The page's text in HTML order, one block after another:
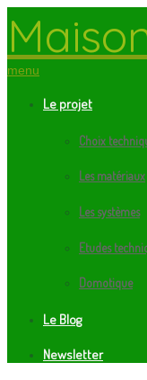
menu
Le projet
Choix
Les matériaux
Les systèmes
Etudes
Domotique
Le Blog
Newsletter